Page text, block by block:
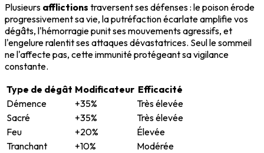
Plusieurs afflictions traversent ses défenses : le poison érode
progressivement sa vie, la putréfaction écarlate amplifie vos
dégâts, l'hémorragie punit ses mouvements agressifs, et
l'engelure ralentit ses attaques dévastatrices. Seul le sommeil
ne l'affecte pas, cette immunité protégeant sa vigilance
constante.
Type de dégât Modificateur Efficacité
Démence
+35%
Très élevée
Sacré
+35%
Très élevée
Feu
+20%
Élevée
Tranchant
+10%
Modérée